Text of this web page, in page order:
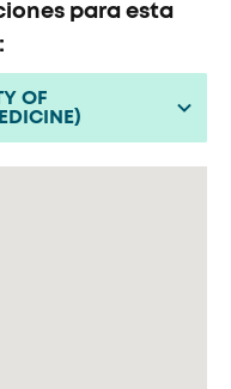
para esta
OF